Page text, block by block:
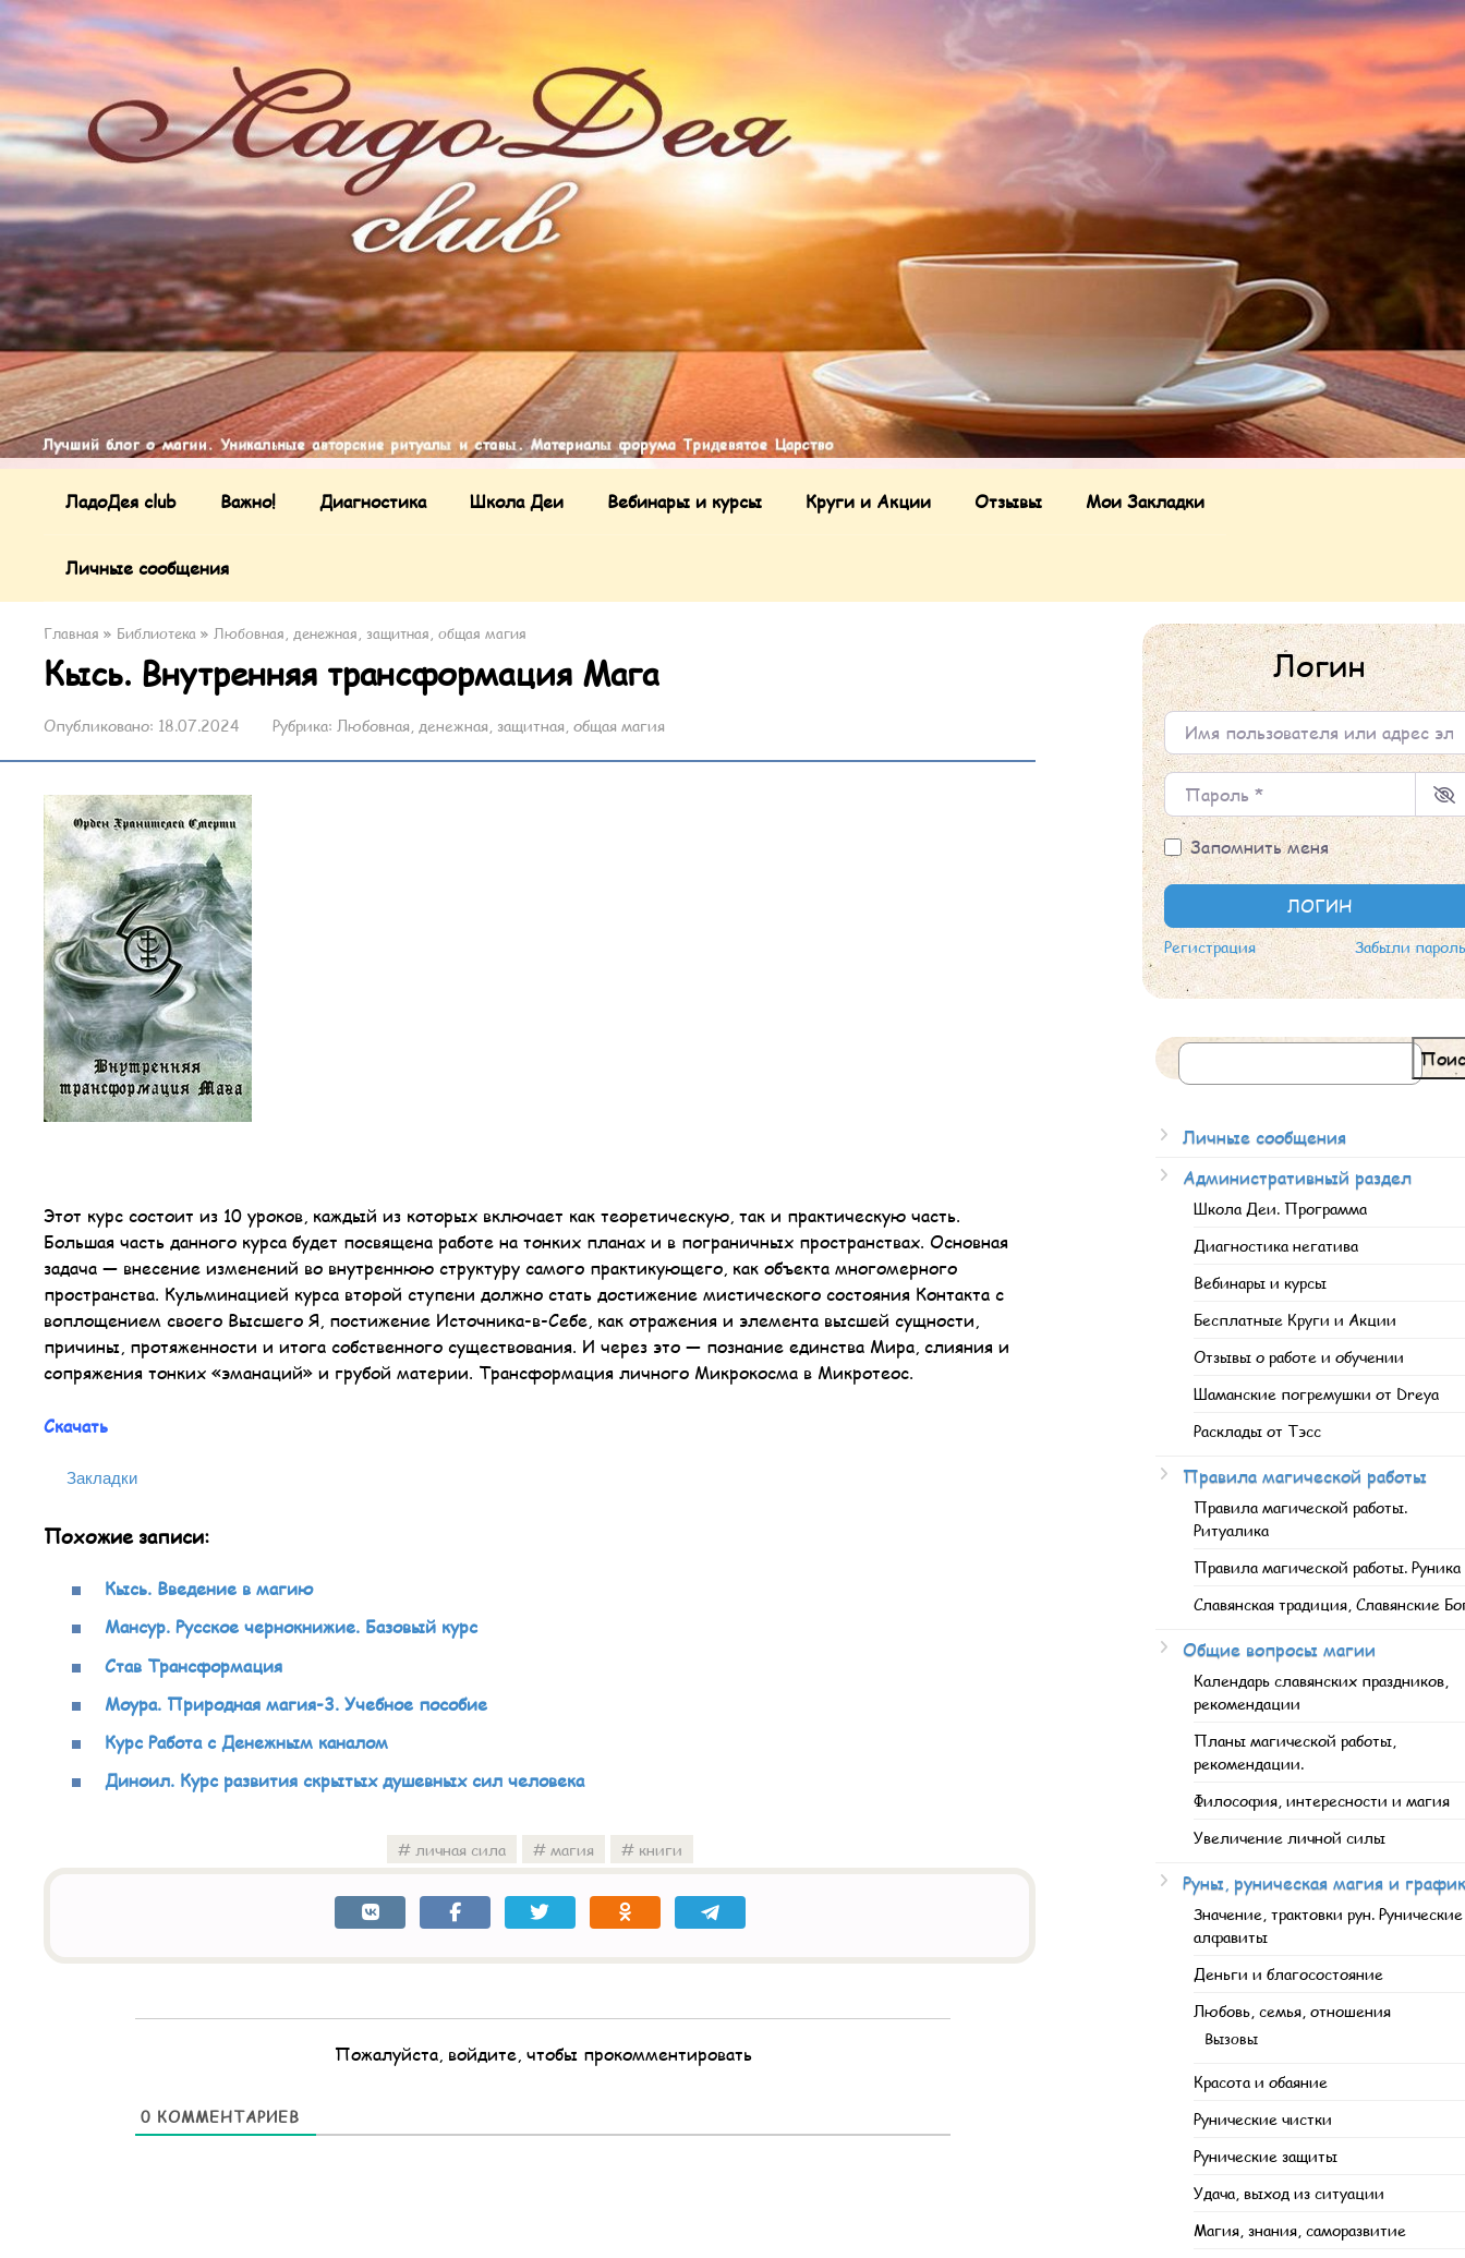
ЛадоДея club Важно! Диагностика Школа Деи Вебинары и курсы Круги и Акции Отзывы Мои Закладки
Личные сообщения
Главная » Библиотека » Любовная, денежная, защитная, общая магия
Кысь. Внутренняя трансформация Мага
Опубликовано: 18.07.2024 Рубрика: Любовная, денежная, защитная, общая магия
Этот курс состоит из 10 уроков, каждый из которых включает как теоретическую, так и практическую часть.
Большая часть данного курса будет посвящена работе на тонких планах и в пограничных пространствах. Основная
задача — внесение изменений во внутреннюю структуру самого практикующего, как объекта многомерного
пространства. Кульминацией курса второй ступени должно стать достижение мистического состояния Контакта с
воплощением своего Высшего Я, постижение Источника-в-Себе, как отражения и элемента высшей сущности,
причины, протяженности и итога собственного существования. И через это — познание единства Мира, слияния и
сопряжения тонких «эманаций» и грубой материи. Трансформация личного Микрокосма в Микротеос.
Скачать
Закладки
Похожие записи:
Кысь. Введение в магию
Мансур. Русское чернокнижие. Базовый курс
Став Трансформация
Моура. Природная магия-3. Учебное пособие
Курс Работа с Денежным каналом
Диноил. Курс развития скрытых душевных сил человека
личная сила магия книги
Пожалуйста, войдите, чтобы прокомментировать
0 КОММЕНТАРИЕВ
Логин
Имя пользователя или адрес
Пароль
Запомнить меня
ЛОГИН
Регистрация Забыли
Личные сообщения
Административный раздел
Школа Деи. Программа
Диагностика негатива
Вебинары и курсы
Бесплатные Круги и Акции
Отзывы о работе и обучении
Шаманские погремушки от Dreya
Расклады от Тэсс
Правила магической работы
Правила магической работы.
Ритуалика
Правила магической работы. Руника
Славянская традиция, Славянские
Общие вопросы магии
Календарь славянских праздников,
рекомендации
Планы магической работы,
рекомендации.
Философия, интересности и магия
Увеличение личной силы
Руны, руническая магия и
Значение, трактовки рун. Рунические
алфавиты
Деньги и благосостояние
Любовь, семья, отношения
Вызовы
Красота и обаяние
Рунические чистки
Рунические защиты
Удача, выход из ситуации
Магия, знания, саморазвитие